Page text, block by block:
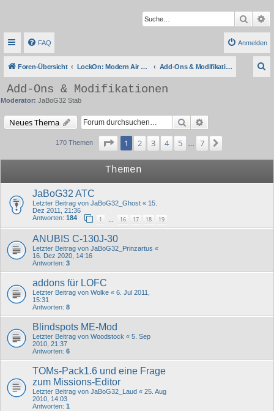
Suche
FAQ Anmelden
Foren-Übersicht LockOn: Modern Air Combat Simulation Add-Ons & Modifikationen
Add-Ons & Modifikationen
Moderator: JaBoG32 Stab
Neues Thema Suche
170 Themen Seite von
1 2 3 4 5 7
Themen
JaBoG32 ATC
Letzter Beitrag von JaBoG32_Ghost « 15.
Dez 2011, 21:36
Antworten: 184 1 16 17 18 19
ANUBIS C-130J-30
Letzter Beitrag von JaBoG32_Prinzartus «
16. Dez 2020, 14:16
Antworten: 3
addons für LOFC
Letzter Beitrag von Wolke « 6. Jul 2011,
15:31
Antworten: 8
Blindspots ME-Mod
Letzter Beitrag von Woodstock « 5. Sep
2010, 21:37
Antworten: 6
TOMs-Pack1.6 und eine Frage
zum Missions-Editor
Letzter Beitrag von JaBoG32_Laud « 25. Aug
2010, 14:03
Antworten: 1